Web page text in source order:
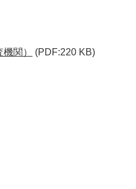
関） (PDF:220 KB)